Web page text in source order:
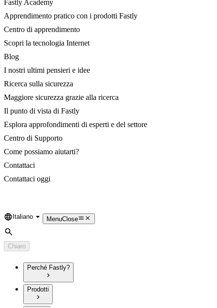
Fastly Academy
Apprendimento pratico con i prodotti Fastly
Centro di apprendimento
Scopri la tecnologia Internet
Blog
I nostri ultimi pensieri e idee
Ricerca sulla sicurezza
Maggiore sicurezza grazie alla ricerca
Il punto di vista di Fastly
Esplora approfondimenti di esperti e del settore
Centro di Supporto
Come possiamo aiutarti?
Contattaci
Contattaci oggi
Language
Italiano MenuClose
Cerca
Chiaro
Perché Fastly?
Prodotti